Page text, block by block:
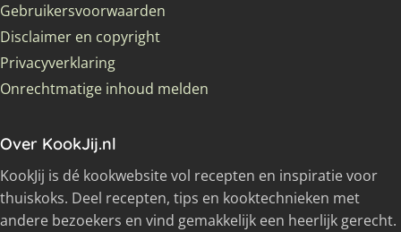
Gebruikersvoorwaarden
Disclaimer en copyright
Privacyverklaring
Onrechtmatige inhoud melden
Over KookJij.nl
KookJij is dé kookwebsite vol recepten en inspiratie voor
thuiskoks. Deel recepten, tips en kooktechnieken met
andere bezoekers en vind gemakkelijk een heerlijk gerecht.